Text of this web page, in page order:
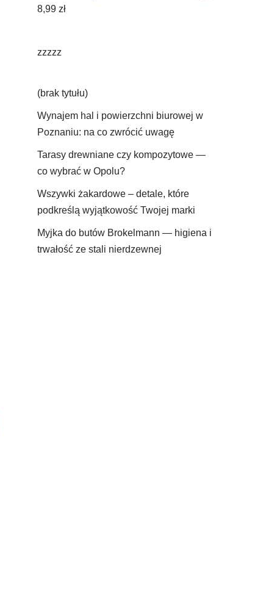
8,99 zł
zzzzz
(brak tytułu)
Wynajem hal i powierzchni biurowej w
Poznaniu: na co zwrócić uwagę
Tarasy drewniane czy kompozytowe —
co wybrać w Opolu?
Wszywki żakardowe – detale, które
podkreślą wyjątkowość Twojej marki
Myjka do butów Brokelmann — higiena i
trwałość ze stali nierdzewnej